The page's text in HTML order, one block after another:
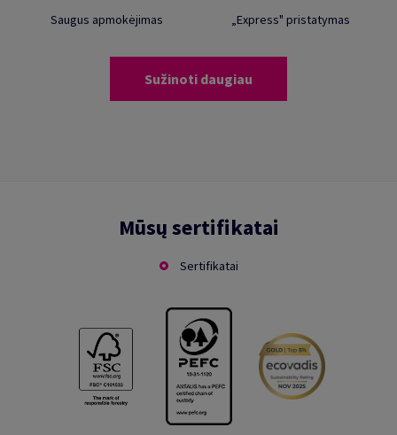
Saugus apmokėjimas „Express" pristatymas
Sužinoti daugiau
Mūsų sertifikatai
Sertifikatai